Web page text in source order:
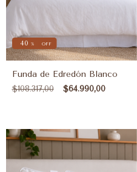
40 % OFF
Funda de Edredón Blanco
$108.317,00 $64.990,00